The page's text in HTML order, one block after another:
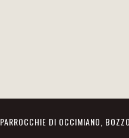
PARROCCHIE DI OCCIMIANO,